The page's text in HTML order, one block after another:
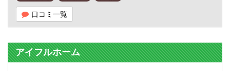
口コミ一覧
アイフルホーム